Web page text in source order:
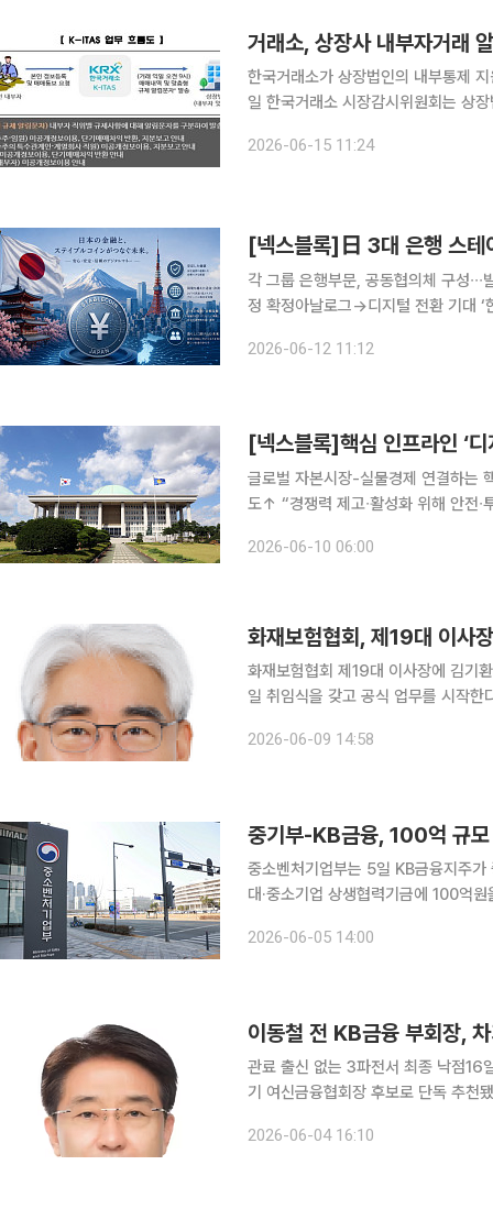
거래소, 상장사 내부자거래
한국거래소가 상장법인의 내부통제
일 한국거래소 시장감시위원회는 상
인 내부자가 자사주를 거래하는 경우
2026-06-15 11:24
[넥스블록]日 3대 은행 스테
각 그룹 은행부문, 공동협의체 구성
정 확정아날로그→디지털 전환 기대 ‘한 목소리’ 최근 일본 금융권이 스테이
나라로 언급됐던 만큼, 일본 결제 시
2026-06-12 11:12
[넥스블록]핵심 인프라인 ‘
글로벌 자본시장-실물경제 연결하는
도↑ “경쟁력 제고∙활성화 위해 안전∙투명한 법적
넘어 글로벌 자본시장과 실물경제를
2026-06-10 06:00
화재보험협회, 제19대 이사
화재보험협회 제19대 이사장에 김기
일 취임식을 갖고 공식 업무를 시작한다. 화재보험협회는 9일 국내 손해보험회사로 구성된
2026-06-09 14:58
중기부-KB금융, 100억 규모
중소벤처기업부는 5일 KB금융지주
대·중소기업 상생협력기금에 100억원을 출연한다고 밝혔다.
행한다. 상생협력모펀드 결성도 추진
2026-06-05 14:00
이동철 전 KB금융 부회장,
관료 출신 없는 3파전서 최종 낙점16일 임시총회서 의결
기 여신금융협회장 후보로 단독 추천
2026-06-04 16:10